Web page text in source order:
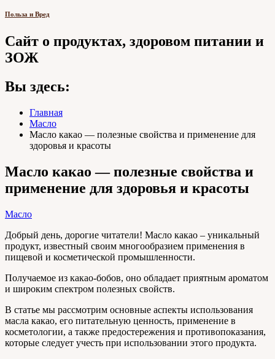
Польза и Вред
Сайт о продуктах, здоровом питании и
ЗОЖ
Вы здесь:
Главная
Масло
Масло какао — полезные свойства и применение для
здоровья и красоты
Масло какао — полезные свойства и
применение для здоровья и красоты
Масло
Добрый день, дорогие читатели! Масло какао – уникальный
продукт, известный своим многообразием применения в
пищевой и косметической промышленности.
Получаемое из какао-бобов, оно обладает приятным ароматом
и широким спектром полезных свойств.
В статье мы рассмотрим основные аспекты использования
масла какао, его питательную ценность, применение в
косметологии, а также предостережения и противопоказания,
которые следует учесть при использовании этого продукта.